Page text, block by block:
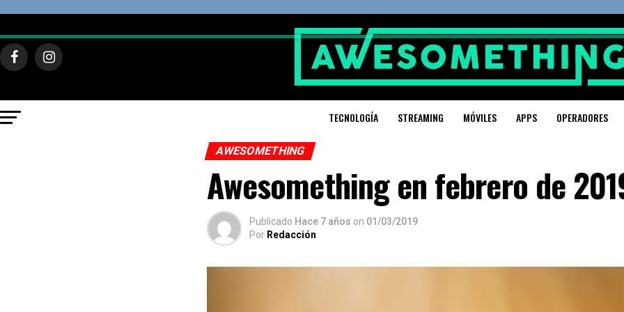
TECNOLOGÍA STREAMING MÓVILES APPS OPERADORES
AWESOMETHING
Awesomething en febrero de
Publicado Hace 7 años on 01/03/2019
Por Redacción